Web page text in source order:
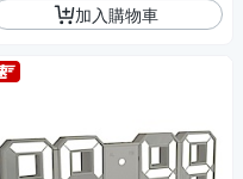
加入購物車